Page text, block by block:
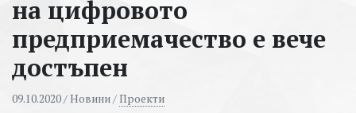
на цифровото
предприемачество е вече
достъпен
09.10.2020/ Новини /Проекти